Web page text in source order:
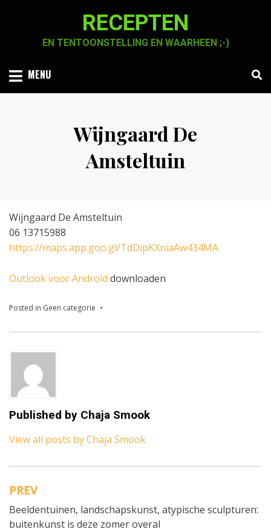
RECEPTEN
EN TENTOONSTELLING EN WAARHEEN ;-)
MENU
Wijngaard De
Amsteltuin
Wijngaard De Amsteltuin
06 13715988
https://maps.app.goo.gl/TdDipKXniaAw434MA
Outlook voor Android downloaden
Posted in Geen categorie
Published by Chaja Smook
View all posts by Chaja Smook
Bericht
navigatie
PREV
Beeldentuinen, landschapskunst, atypische sculpturen:
buitenkunst is deze zomer overal